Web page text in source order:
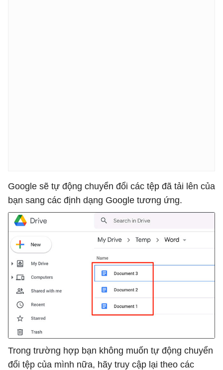
Google sẽ tự động chuyển đổi các tệp đã tải lên của
bạn sang các định dạng Google tương ứng.
Trong trường hợp bạn không muốn tự động chuyển
đổi tệp của mình nữa, hãy truy cập lại theo các